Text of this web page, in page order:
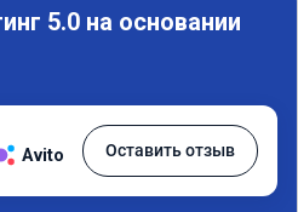
5.0 на основании
Avito Оставить отзыв